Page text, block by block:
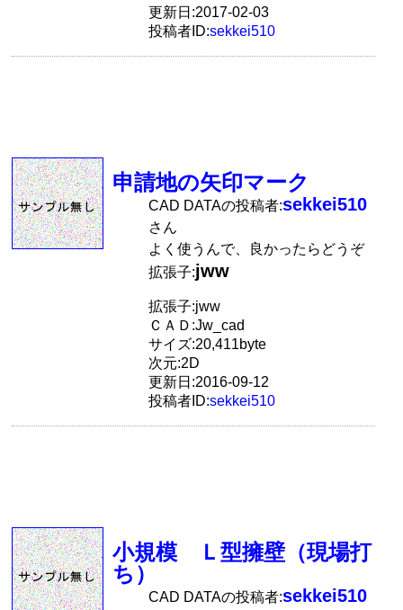
更新日:2017-02-03
投稿者ID:sekkei510
申請地の矢印マーク
CAD DATAの投稿者:sekkei510
さん
よく使うんで、良かったらどうぞ
拡張子:jww
拡張子:jww
ＣＡＤ:Jw_cad
サイズ:20,411byte
次元:2D
更新日:2016-09-12
投稿者ID:sekkei510
小規模 Ｌ型擁壁（現場打
ち）
CAD DATAの投稿者:sekkei510